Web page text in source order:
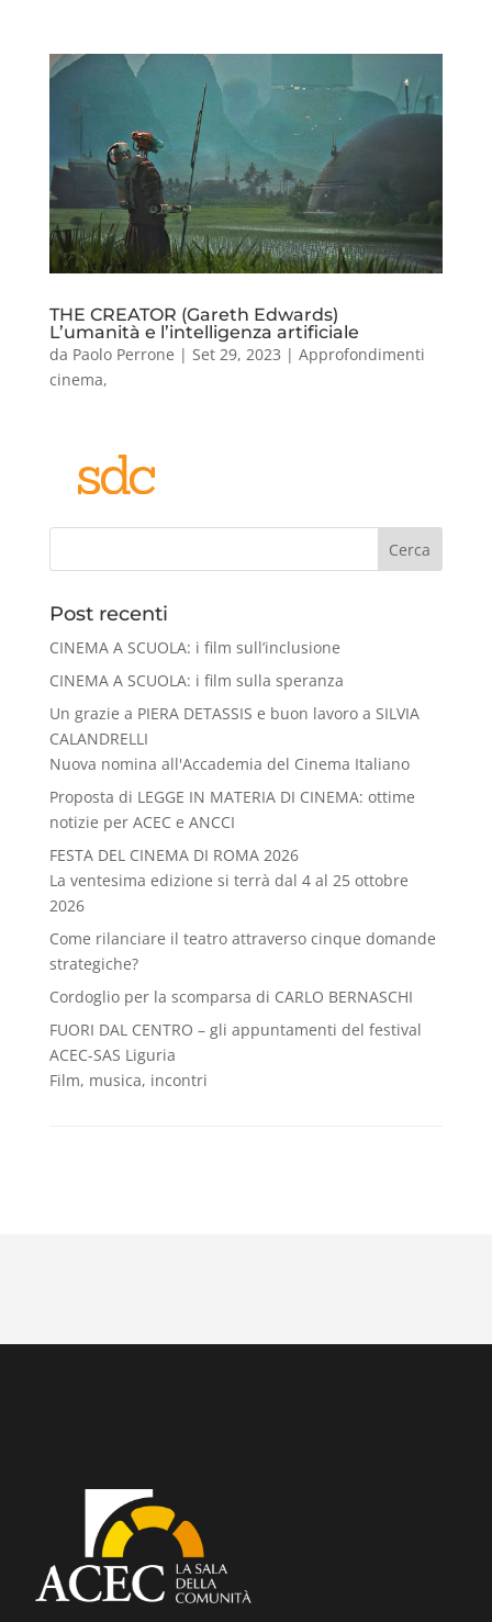
THE CREATOR (Gareth Edwards)
L’umanità e l’intelligenza artificiale
da Paolo Perrone | Set 29, 2023 | Approfondimenti
cinema,
Cerca
Post recenti
CINEMA A SCUOLA: i film sull’inclusione
CINEMA A SCUOLA: i film sulla speranza
Un grazie a PIERA DETASSIS e buon lavoro a SILVIA
CALANDRELLI
Nuova nomina all'Accademia del Cinema Italiano
Proposta di LEGGE IN MATERIA DI CINEMA: ottime
notizie per ACEC e ANCCI
FESTA DEL CINEMA DI ROMA 2026
La ventesima edizione si terrà dal 4 al 25 ottobre
2026
Come rilanciare il teatro attraverso cinque domande
strategiche?
Cordoglio per la scomparsa di CARLO BERNASCHI
FUORI DAL CENTRO – gli appuntamenti del festival
ACEC-SAS Liguria
Film, musica, incontri